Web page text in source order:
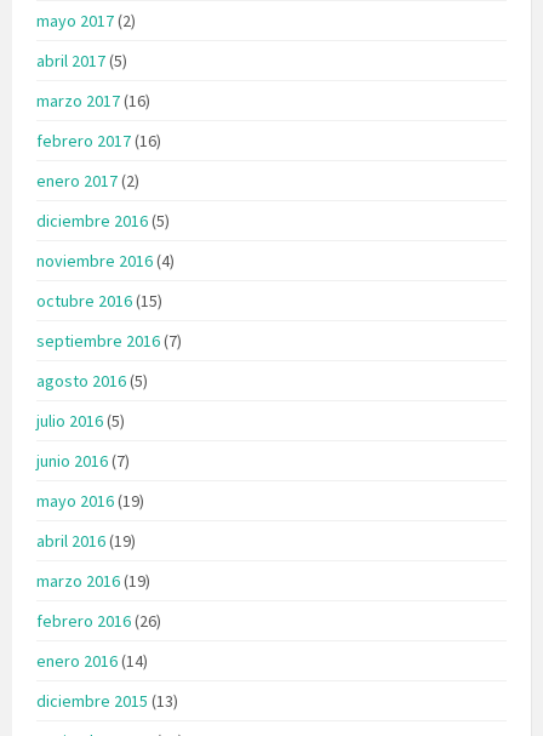
mayo 2017(2)
abril 2017(5)
marzo 2017(16)
febrero 2017(16)
enero 2017(2)
diciembre 2016(5)
noviembre 2016(4)
octubre 2016(15)
septiembre 2016(7)
agosto 2016(5)
julio 2016(5)
junio 2016(7)
mayo 2016(19)
abril 2016(19)
marzo 2016(19)
febrero 2016(26)
enero 2016(14)
diciembre 2015 (13)